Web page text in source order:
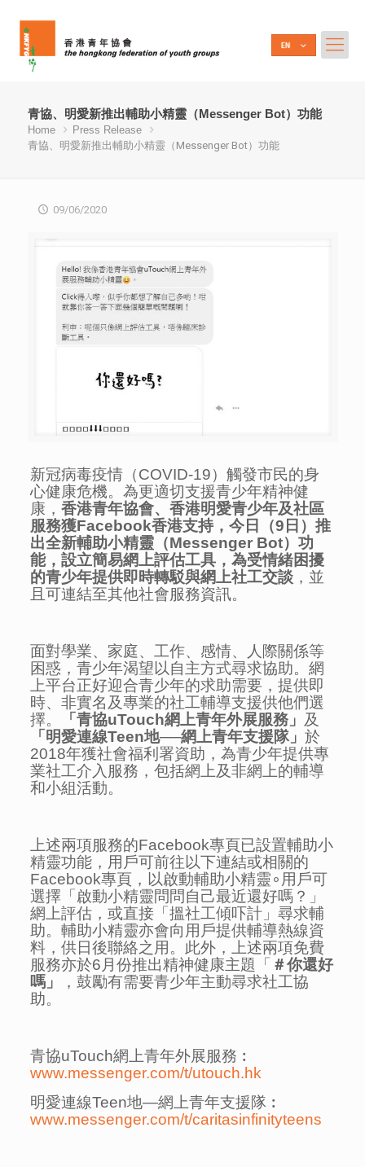
青協、明愛新推出輔助小精靈（Messenger Bot）功能
Home
Press Release
青協、明愛新推出輔助小精靈（Messenger Bot）功能
09/06/2020
新冠病毒疫情（COVID-19）觸發市民的身
心健康危機。為更適切支援青少年精神健
康，香港青年協會、香港明愛青少年及社區
服務獲Facebook香港支持 ，今日 （9 日）推
出全新輔助小精靈 （Messenger Bot）功
能，設立簡易網上評估工具 ，為受情緒困擾
的青少年提供即時轉駁與網上社工交談 ，並
且可連結至其他社會服務資訊。
面對學業、家庭、工作、感情、人際關係等
困惑，青少年渴望以自主方式尋求協助。網
上平台正好迎合青少年的求助需要，提供即
時、非實名及專業的社工輔導支援供他們選
擇。
「青協uTouch網上青年外展服務」 及
「明愛連線Teen地──網上青年支援隊」於
2018年獲社會福利署資助，為青少年提供專
業社工介入服務，包括網上及非網上的輔導
和小組活動。
上述兩項服務的Facebook專頁已設置輔助小
精靈功能，用戶可前往以下連結或相關的
Facebook專頁，以啟動輔助小精靈∘用戶可
選擇「啟動小精靈問問自己最近還好嗎？」
網上評估，或直接「搵社工傾吓計」尋求輔
助。輔助小精靈亦會向用戶提供輔導熱線資
料，供日後聯絡之用。此外，上述兩項免費
服務亦於6月份推出精神健康主題「 ＃你還好
嗎」
，鼓勵有需要青少年主動尋求社工協
助。
青協uTouch網上青年外展服務︰
www.messenger.com/t/utouch.hk
明愛連線Teen地—網上青年支援隊︰
www.messenger.com/t/caritasinfinityteens